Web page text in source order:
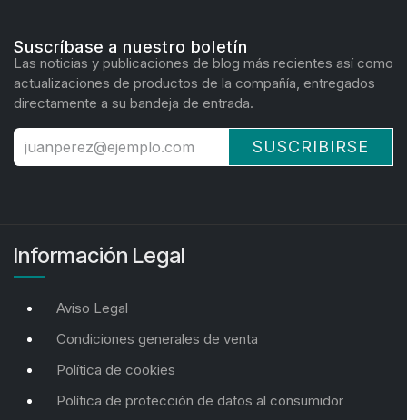
Suscríbase a nuestro boletín
Las noticias y publicaciones de blog más recientes así como
actualizaciones de productos de la compañía, entregados
directamente a su bandeja de entrada.
SUSCRIBIRSE
Información Legal
Aviso Legal
Condiciones generales de venta
Política de cookies
Política de protección de datos al consumidor